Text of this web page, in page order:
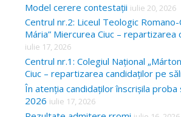
Model cerere contestații iulie 20, 2026
Centrul nr.2: Liceul Teologic
Mária” Miercurea Ciuc – repartizarea
iulie 17, 2026
Centrul nr.1: Colegiul Național
Ciuc – repartizarea candidaților pe săli
În atenția candidaților înscrișila proba
2026 iulie 17, 2026